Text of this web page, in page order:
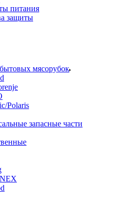
питания
защиты
мясорубок
Polaris
запасные части